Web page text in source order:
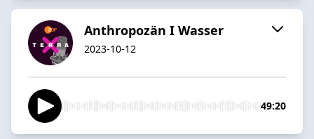
Anthropozän I Wasser
2023-10-12
49:20